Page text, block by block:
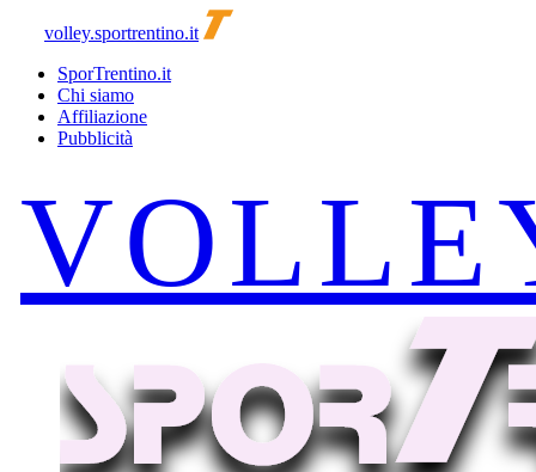
volley.sportrentino.it
SporTrentino.it
Chi siamo
Affiliazione
Pubblicità